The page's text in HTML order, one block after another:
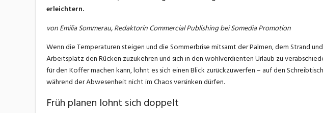
erleichtern.
von Emilia Sommerau, Redaktorin Commercial Publishing bei Somedia Promotion
Wenn die Temperaturen steigen und die Sommerbrise mitsamt der Palmen, dem Strand
Arbeitsplatz den Rücken zuzukehren und sich in den wohlverdienten Urlaub zu
für den Koffer machen kann, lohnt es sich einen Blick zurückzuwerfen – auf den
während der Abwesenheit nicht im Chaos versinken dürfen.
Früh planen lohnt sich doppelt